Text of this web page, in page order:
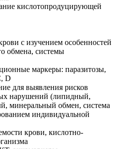
кислотопродуцирующей
с изучением особенностей
обмена, системы
маркеры: паразитозы,
D
для выявления рисков
нарушений (липидный,
минеральный обмен, система
индивидуальной
крови, кислотно-